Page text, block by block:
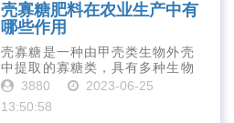
壳寡糖肥料在农业生产中有
哪些作用
壳寡糖是一种由甲壳类生物外壳
中提取的寡糖类，具有多种生物
活性和营养价值。在农业生产
中，壳寡糖也有许多作用，特别
是作为一种新型的有机肥料，壳
3880
2023-06-25
13:50:58